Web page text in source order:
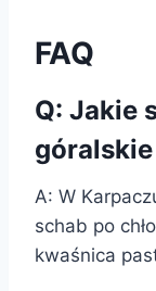
FAQ
Q: Jakie
A: W
schab po
kwaśnica